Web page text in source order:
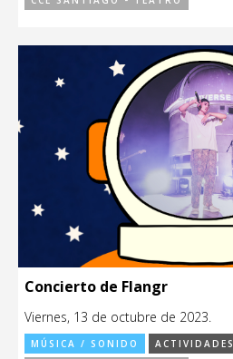
Concierto de Flangr
Viernes, 13 de octubre de 2023.
MÚSICA / SONIDO
ACTIVIDADES